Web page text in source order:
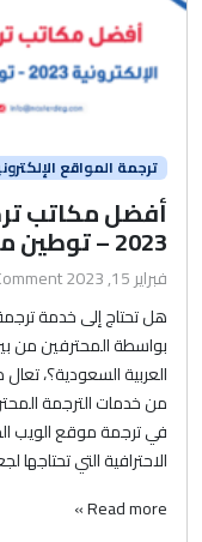
ترجمة المواقع
أفضل مكاتب
2023 – توطين محتوى الويب
فبراير 15, 2023
هل تحتاج إلى خدمة
بواسطة المحترفين من
العربية السعودية؟،
من خدمات الترجمة
في ترجمة موقع الويب
الاحترافية التي تحتاجها
Read more »